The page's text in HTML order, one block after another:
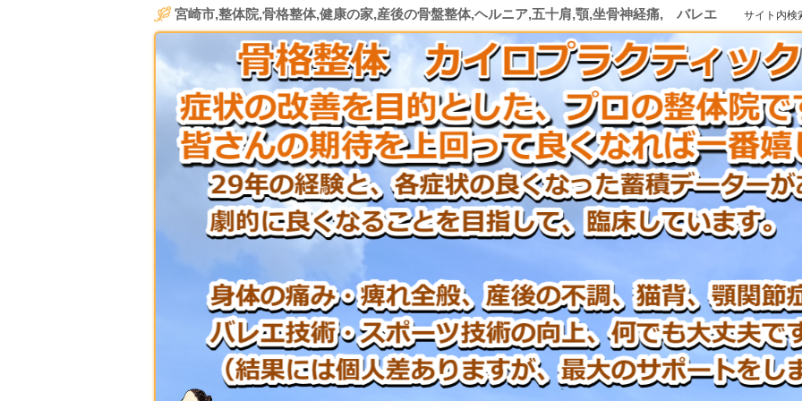
宮崎市,整体院,骨格整体,健康の家,産後の骨盤整体,ヘルニア,五十肩,顎,坐骨神経痛, バレエ サイト内検